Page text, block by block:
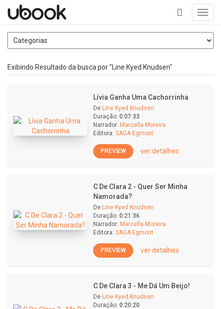
+
Exibindo Resultado da busca por "Line Kyed Knudsen"
Lívia Ganha Uma Cachorrinha
De Line Kyed Knudsen
Duração: 0:07:33
Narrador: Marcella Moreira
Editora: SAGA Egmont
PREVIEW ver detalhes
C De Clara 2 - Quer Ser Minha
Namorada?
De Line Kyed Knudsen
Duração: 0:21:36
Narrador: Marcella Moreira
Editora: SAGA Egmont
PREVIEW ver detalhes
C De Clara 3 - Me Dá Um Beijo!
De Line Kyed Knudsen
Duração: 0:20:20